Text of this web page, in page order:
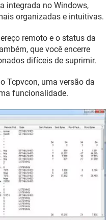
integrada no Windows,
organizadas e intuitivas.
remoto e o status da
que você encerre
difíceis de suprimir.
Tcpvcon, uma versão da
funcionalidade.